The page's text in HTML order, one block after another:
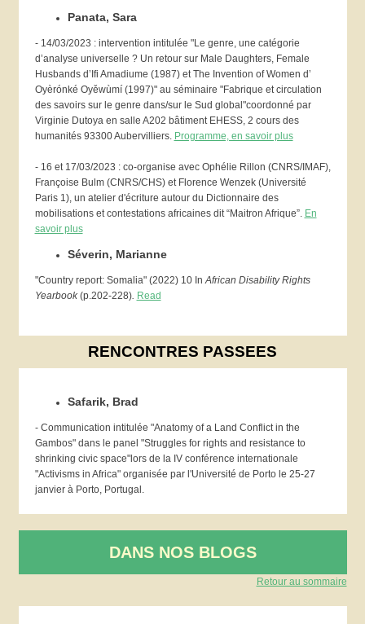
Panata, Sara
- 14/03/2023 : intervention intitulée "Le genre, une catégorie
d’analyse universelle ? Un retour sur Male Daughters, Female
Husbands d’Ifi Amadiume (1987) et The Invention of Women d’
Oyèrónké Oyěwùmí (1997)" au séminaire "Fabrique et circulation
des savoirs sur le genre dans/sur le Sud global"coordonné par
Virginie Dutoya en salle A202 bâtiment EHESS, 2 cours des
humanités 93300 Aubervilliers. Programme, en savoir plus
- 16 et 17/03/2023 : co-organise avec Ophélie Rillon (CNRS/IMAF),
Françoise Bulm (CNRS/CHS) et Florence Wenzek (Université
Paris 1), un atelier d'écriture autour du Dictionnaire des
mobilisations et contestations africaines dit “Maitron Afrique”. En
savoir plus
Séverin, Marianne
"Country report: Somalia" (2022) 10 InAfrican Disability Rights
Yearbook(p.202-228). Read
RENCONTRES PASSEES
Safarik, Brad
- Communication intitulée "Anatomy of a Land Conflict in the
Gambos" dans le panel "Struggles for rights and resistance to
shrinking civic space"lors de la IV conférence internationale
"Activisms in Africa" organisée par l'Université de Porto le 25-27
janvier à Porto, Portugal.
DANS NOS BLOGS
Retour au sommaire